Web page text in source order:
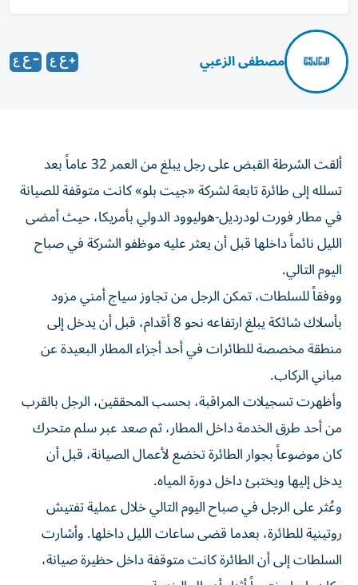
مصطفى الزعبي
ألقت الشرطة القبض على رجل يبلغ من العمر 32 عاماً بعد
تسلله إلى طائرة تابعة لشركة «جيت بلو» كانت متوقفة للصيانة
في مطار فورت لودرديل-هوليوود الدولي بأمريكا، حيث أمضى
الليل نائماً داخلها قبل أن يعثر عليه موظفو الشركة في صباح
اليوم التالي.
ووفقاً للسلطات، تمكن الرجل من تجاوز سياج أمني مزود
بأسلاك شائكة يبلغ ارتفاعه نحو 8 أقدام، قبل أن يدخل إلى
منطقة مخصصة للطائرات في أحد أجزاء المطار البعيدة عن
مباني الركاب.
وأظهرت تسجيلات المراقبة، بحسب المحققين، الرجل بالقرب
من أحد طرق الخدمة داخل المطار، ثم صعد عبر سلم متحرك
كان موضوعاً بجوار الطائرة تخضع لأعمال الصيانة، قبل أن
يدخل إليها ويختبئ داخل دورة المياه.
وعُثر على الرجل في صباح اليوم التالي خلال عملية تفتيش
روتينية للطائرة، بعدما قضى ساعات الليل داخلها. وأشارت
السلطات إلى أن الطائرة كانت متوقفة داخل حظيرة صيانة،